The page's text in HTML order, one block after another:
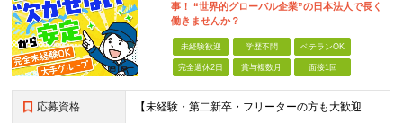
事！ “世界的グローバル企業”の日本法人で長く
働きませんか？
未経験歓迎 学歴不問 ベテランOK
完全週休2日 賞与複数月 面接1回
応募資格 【未経験・第二新卒・フリーターの方も大歓迎！】 ●高卒以上 ●要普通自動車免許（AT限定可） ※特別な経験やスキルは一切不問です！ ★求める人物像★ ・「ほどほどに、無理なく長く働きたい」方 ・安定